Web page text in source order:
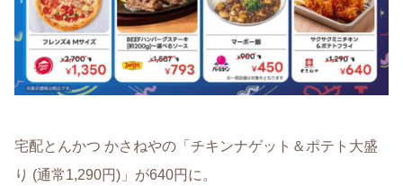
宅配とんかつ かさねやの「チキンナゲット＆ポテト大盛
り (通常1,290円)」が640円に。